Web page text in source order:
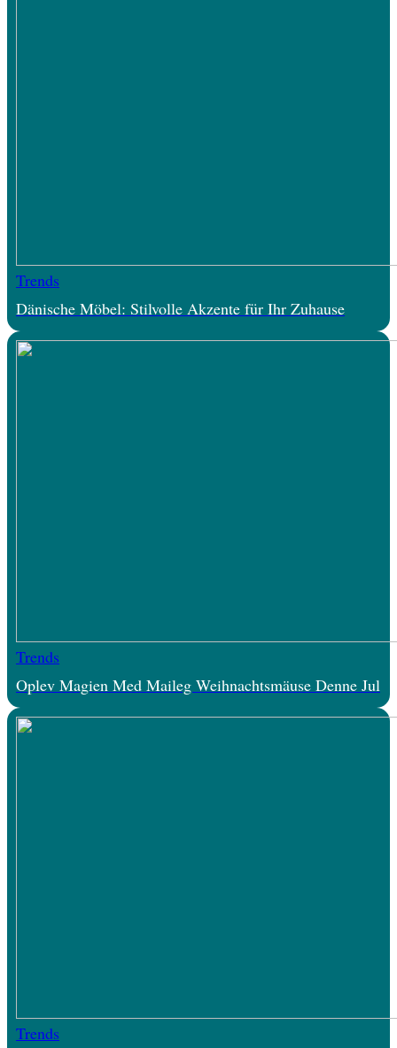
Trends
Dänische Möbel: Stilvolle Akzente für Ihr Zuhause
Trends
Oplev Magien Med Maileg Weihnachtsmäuse Denne Jul
Trends